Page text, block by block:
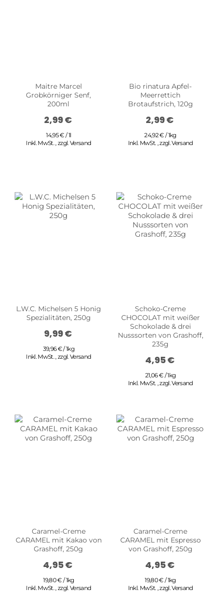
Maitre Marcel
Grobkörniger Senf,
200ml
2,99 €
14,95 € / 1l
Inkl. MwSt.,zzgl.Versand
Bio rinatura Apfel-
Meerrettich
Brotaufstrich, 120g
2,99 €
24,92 € / 1kg
Inkl. MwSt. ,zzgl.Versand
L.W.C. Michelsen 5 Honig
Spezialitäten, 250g
9,99 €
39,96 € / 1kg
Inkl. MwSt.,zzgl.Versand
Schoko-Creme
CHOCOLAT mit weißer
Schokolade & drei
Nusssorten von Grashoff,
235g
4,95 €
21,06 € / 1kg
Inkl. MwSt. ,zzgl.Versand
Caramel-Creme
CARAMEL mit Kakao von
Grashoff, 250g
4,95 €
19,80 € / 1kg
Inkl. MwSt. ,zzgl.Versand
Caramel-Creme
CARAMEL mit Espresso
von Grashoff, 250g
4,95 €
19,80 € / 1kg
Inkl. MwSt. ,zzgl.Versand